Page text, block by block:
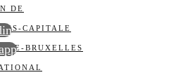
DE
CAPITALE
BRUXELLES